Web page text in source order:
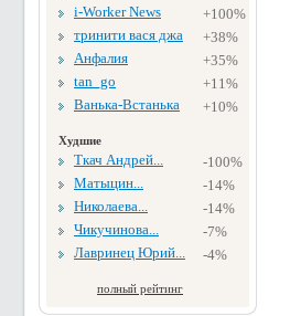
i-Worker News
+100%
тринити вася джа
+38%
Анфалия
+35%
tan_go
+11%
Ванька-Встанька
+10%
Худшие
Ткач Андрей...
-100%
Матыцин...
-14%
Николаева...
-14%
Чикучинова...
-7%
Лавринец Юрий...
-4%
полный рейтинг